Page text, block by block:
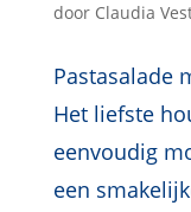
door Claudia
Pastasalade
Het liefste
eenvoudig
een